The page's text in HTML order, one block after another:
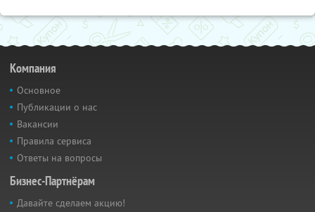
Компания
Основное
Публикации о нас
Вакансии
Правила сервиса
Ответы на вопросы
Бизнес-Партнёрам
Давайте сделаем акцию!